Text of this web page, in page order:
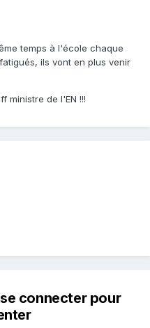
temps à l'école chaque
ils vont en plus venir
ministre de l'EN !!!
connecter pour